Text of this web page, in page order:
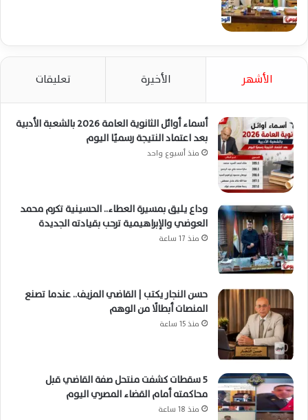
الأشهر الأخيرة تعليقات
أسماء أوائل الثانوية العامة 2026 بالشعبة الأدبية
بعد اعتماد النتيجة رسميًا اليوم
منذ أسبوع واحد
وداع يليق بمسيرة العطاء.. الحسينية تكرم محمد
العوضي والإبراهيمية ترحب بقيادته الجديدة
منذ 17 ساعة
حسن النجار يكتب | القاضي المزيف.. عندما تصنع
المنصات أبطالًا من الوهم
منذ 15 ساعة
5 سقطات كشفت منتحل صفة القاضي قبل
محاكمته أمام القضاء المصري اليوم
منذ 18 ساعة